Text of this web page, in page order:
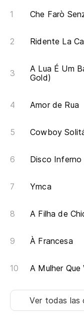
Che Farò
Ridente La
A Lua É Um
Gold)
Amor de Rua
Cowboy
Disco Inferno
Ymca
A Filha de
À Francesa
A Mulher Que
Ver todas las